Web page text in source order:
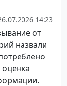
14:23
от
назвали